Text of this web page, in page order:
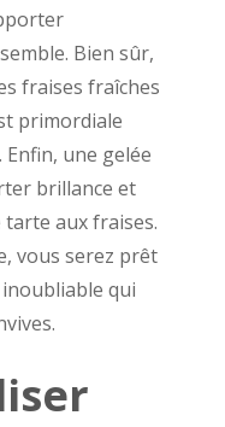
Bien sûr,
fraises fraîches
primordiale
une gelée
brillance et
aux fraises.
vous serez prêt
qui